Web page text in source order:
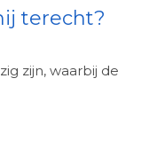
terecht?
zijn, waarbij de